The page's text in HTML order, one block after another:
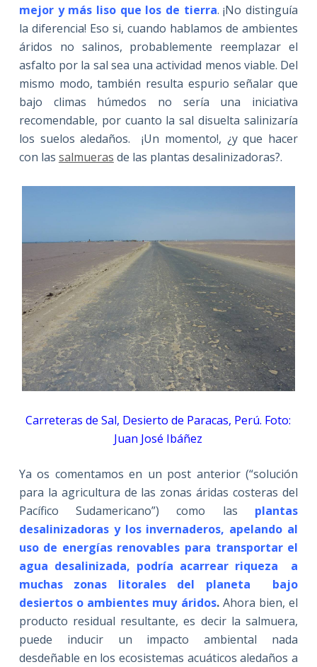
mejor y más liso que los de tierra. ¡No distinguía
la diferencia! Eso si, cuando hablamos de ambientes
áridos no salinos, probablemente reemplazar el
asfalto por la sal sea una actividad menos viable. Del
mismo modo, también resulta espurio señalar que
bajo climas húmedos no sería una iniciativa
recomendable, por cuanto la sal disuelta salinizaría
los suelos aledaños. ¡Un momento!, ¿y que hacer
con las salmueras de las plantas desalinizadoras?.
Carreteras de Sal, Desierto de Paracas, Perú. Foto:
Juan José Ibáñez
Ya os comentamos en un post anterior (“solución
para la agricultura de las zonas áridas costeras del
Pacífico Sudamericano”) como las plantas
desalinizadoras y los invernaderos, apelando al
uso de energías renovables para transportar el
agua desalinizada, podría acarrear riqueza a
muchas zonas litorales del planeta bajo
desiertos o ambientes muy áridos.Ahora bien, el
producto residual resultante, es decir la salmuera,
puede inducir un impacto ambiental nada
desdeñable en los ecosistemas acuáticos aledaños a